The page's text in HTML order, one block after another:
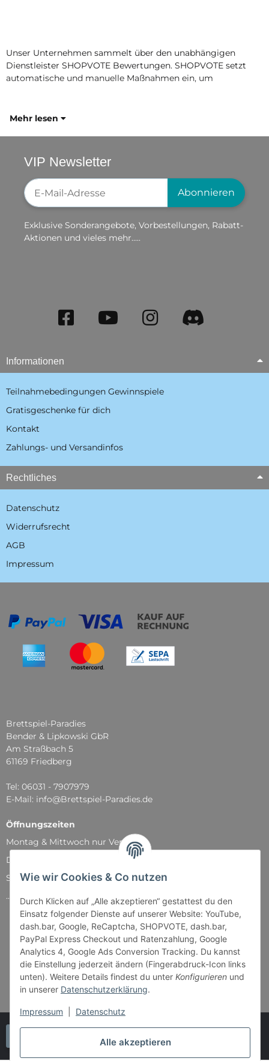
Alle akzeptieren
Wie wir Cookies & Co nutzen
Durch Klicken auf „Alle akzeptieren“ gestattest du den
Einsatz folgender Dienste auf unserer Website: YouTube,
dash.bar, Google, ReCaptcha, SHOPVOTE, dash.bar,
PayPal Express Checkout und Ratenzahlung, Google
Analytics 4, Google Ads Conversion Tracking. Du kannst
die Einstellung jederzeit ändern (Fingerabdruck-Icon links
unten). Weitere Details findest du unter Konfigurieren und
in unserer Datenschutzerklärung.
Impressum Datenschutz
Unser Unternehmen sammelt über den unabhängigen
Dienstleister SHOPVOTE Bewertungen. SHOPVOTE setzt
automatische und manuelle Maßnahmen ein, um
Mehr lesen
VIP Newsletter
Newsletter-Registrierung
Abonnieren
Exklusive Sonderangebote, Vorbestellungen, Rabatt-
Aktionen und vieles mehr.....
Informationen
Teilnahmebedingungen Gewinnspiele
Gratisgeschenke für dich
Kontakt
Zahlungs- und Versandinfos
Rechtliches
Datenschutz
Widerrufsrecht
AGB
Impressum
Brettspiel-Paradies
Bender & Lipkowski GbR
Am Straßbach 5
61169 Friedberg
Tel: 06031 - 7907979
E-Mail: info@Brettspiel-Paradies.de
Öffnungszeiten
Montag & Mittwoch nur Versand
Dienstag, Donnerstag und Freitag: 11:00 - 18:30 Uhr
Samstag: 11:00 - 14:00 Uhr
...und natürlich während unserer Events